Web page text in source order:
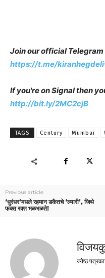
Join our official Telegram
https://t.me/
If you're on Signal then
http://bit.ly/2MC2cjB
TAGS Century Mumbai
Previous article
‘धुरंधर’मधले रहमान डकैतचे ‘ल्यारी’, जिथे
फक्त रक्त भळभळते!
ज्येष्ठ